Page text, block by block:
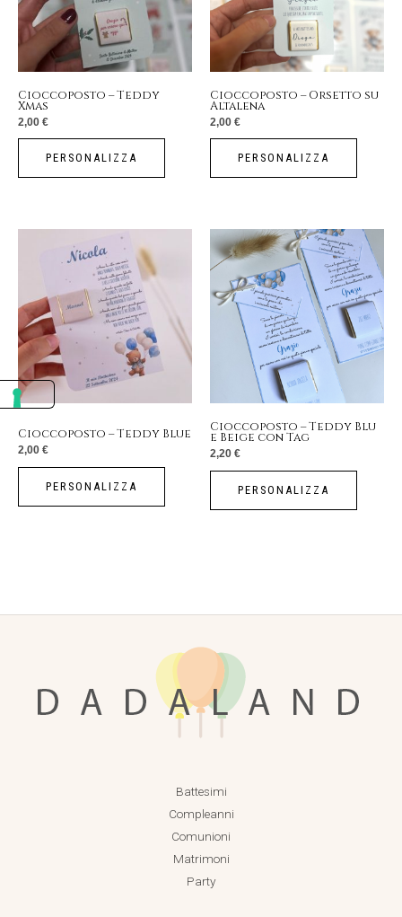
Cioccoposto – Teddy
Xmas
2,00 €
PERSONALIZZA
Cioccoposto – Orsetto su
Altalena
2,00 €
PERSONALIZZA
Cioccoposto – Teddy Blue
2,00 €
PERSONALIZZA
Cioccoposto – Teddy Blu
e Beige con Tag
2,20 €
PERSONALIZZA
Battesimi
Compleanni
Comunioni
Matrimoni
Party